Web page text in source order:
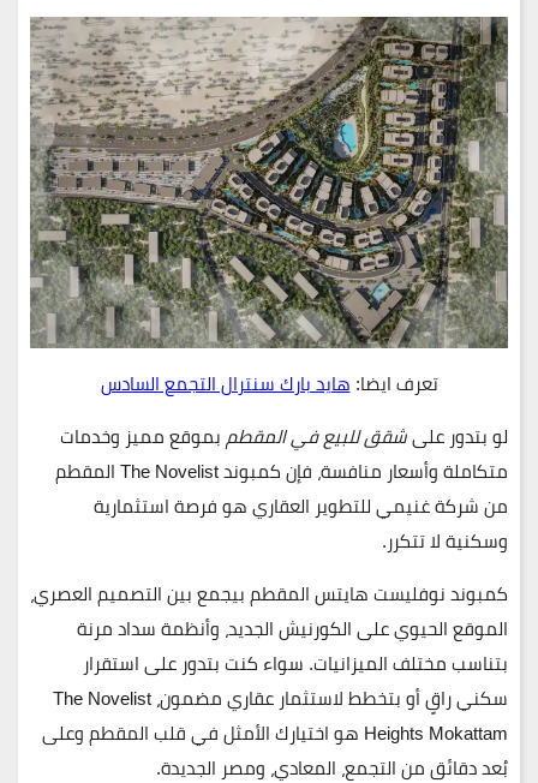
تعرف ايضا:هايد بارك سنترال التجمع السادس
لو بتدور علىشقق للبيع في المقطمبموقع مميز وخدمات
متكاملة وأسعار منافسة، فإن
كمبوند The Novelist المقطم
من شركة غنيمي للتطوير العقاريهو فرصة استثمارية
وسكنية لا تتكرر.
كمبوند نوفليست هايتس المقطم بيجمع بين التصميم العصري،
الموقع الحيوي على الكورنيش الجديد، وأنظمة سداد مرنة
بتناسب مختلف الميزانيات. سواء كنت بتدور على استقرار
سكني راقٍ أو بتخطط لاستثمار عقاري مضمون، The Novelist
Heights Mokattam هو اختيارك الأمثل في قلب المقطم وعلى
بُعد دقائق من التجمع، المعادي، ومصر الجديدة.